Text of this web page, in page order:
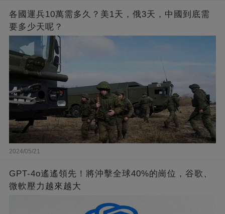
各國運兵10萬需多久？美1天，俄3天，中國到底需
要多少天呢？
2024/05/21
GPT-4o遙遙領先！將沖擊全球40%的崗位，谷歌、
微軟壓力越來越大